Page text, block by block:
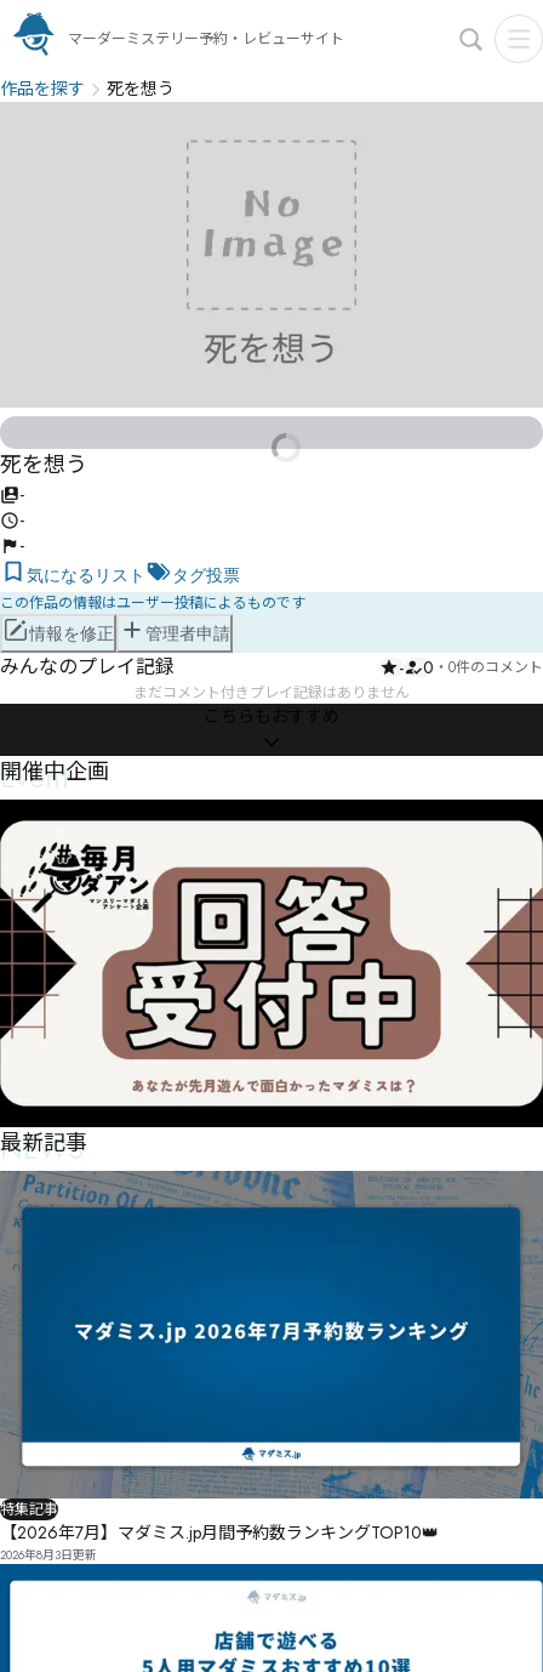
マーダーミステリー予約・レビューサイト
作品を探す 死を想う
死を想う
-
-
-
気になるリスト タグ投票
この作品の情報はユーザー投稿によるものです
情報を修正 管理者申請
みんなのプレイ記録 - 0 ・ 0件のコメント
まだコメント付きプレイ記録はありません
こちらもおすすめ
Event
開催中企画
NEWS
最新記事
特集記事
【2026年7月】マダミス.jp月間予約数ランキングTOP10👑
2026年8月3日更新